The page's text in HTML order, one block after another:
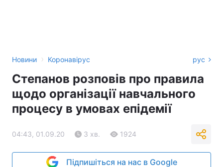
Новини › Коронавірус рус
Степанов розповів про правила
щодо організації навчального
процесу в умовах епідемії
04:43, 01.09.20 3 хв. 1924
Підпишіться на нас в Google